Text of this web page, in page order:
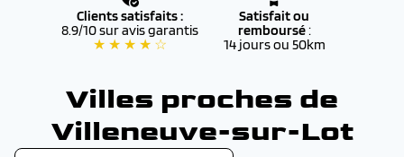
Clients satisfaits :
8.9/10 sur avis garantis
★ ★ ★ ★ ☆
Satisfait ou
remboursé:
14 jours ou 50km
Villes proches de
Villeneuve-sur-Lot